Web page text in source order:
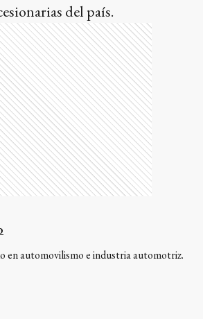
del país.
en automovilismo e industria automotriz.